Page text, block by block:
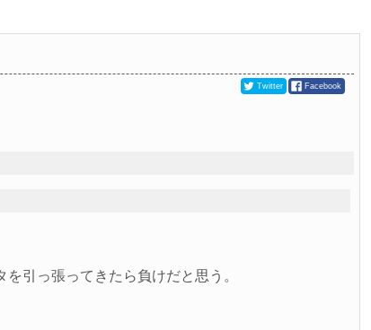
Twitter Facebook
引っ張ってきたら負けだと思う。